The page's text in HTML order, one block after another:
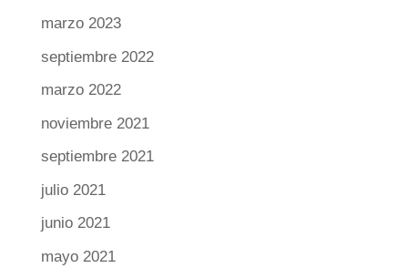
marzo 2023
septiembre 2022
marzo 2022
noviembre 2021
septiembre 2021
julio 2021
junio 2021
mayo 2021